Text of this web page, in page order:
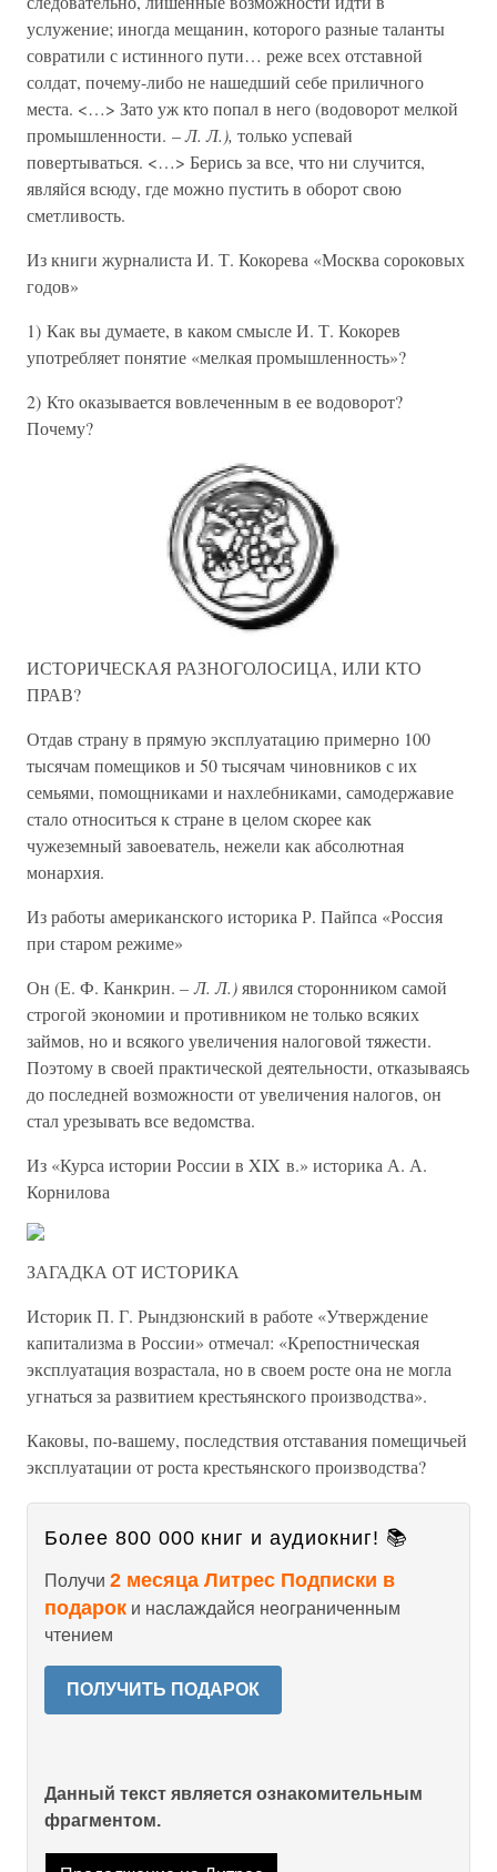
услужение; иногда мещанин, которого разные таланты
совратили с истинного пути… реже всех отставной
солдат, почему-либо не нашедший себе приличного
места. <…> Зато уж кто попал в него (водоворот мелкой
промышленности. –Л. Л.), только успевай
повертываться. <…> Берись за все, что ни случится,
являйся всюду, где можно пустить в оборот свою
сметливость.
Из книги журналиста И. Т. Кокорева «Москва сороковых
годов»
1) Как вы думаете, в каком смысле И. Т. Кокорев
употребляет понятие «мелкая промышленность»?
2) Кто оказывается вовлеченным в ее водоворот?
Почему?
ИСТОРИЧЕСКАЯ РАЗНОГОЛОСИЦА, ИЛИ КТО
ПРАВ?
Отдав страну в прямую эксплуатацию примерно 100
тысячам помещиков и 50 тысячам чиновников с их
семьями, помощниками и нахлебниками, самодержавие
стало относиться к стране в целом скорее как
чужеземный завоеватель, нежели как абсолютная
монархия.
Из работы американского историка Р. Пайпса «Россия
при старом режиме»
Он (Е. Ф. Канкрин. – Л. Л.)явился сторонником самой
строгой экономии и противником не только всяких
займов, но и всякого увеличения налоговой тяжести.
Поэтому в своей практической деятельности, отказываясь
до последней возможности от увеличения налогов, он
стал урезывать все ведомства.
Из «Курса истории России в XIX в.» историка А. А.
Корнилова
ЗАГАДКА ОТ ИСТОРИКА
Историк П. Г. Рындзюнский в работе «Утверждение
капитализма в России» отмечал: «Крепостническая
эксплуатация возрастала, но в своем росте она не могла
угнаться за развитием крестьянского производства».
Каковы, по-вашему, последствия отставания помещичьей
эксплуатации от роста крестьянского производства?
Более 800 000 книг и аудиокниг! 📚
Получи 2 месяца Литрес Подписки в
подарок и наслаждайся неограниченным
чтением
ПОЛУЧИТЬ ПОДАРОК
Данный текст является ознакомительным
фрагментом.